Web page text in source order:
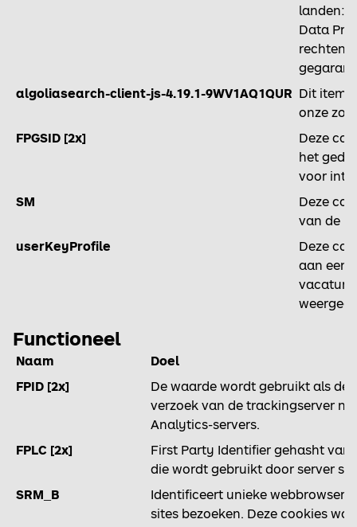
landen:
Data
rechten
algoliasearch-client-js-4.19.1-9WV1AQ1QUR Dit item
onze
FPGSID [2x]
Deze
het
voor
SM
Deze
van de
userKeyProfile
Deze
aan een
Functioneel
Naam
Doel
FPID [2x]
De waarde wordt gebruikt als de
verzoek van de trackingserver
Analytics-servers.
FPLC [2x]
First Party Identifier gehasht
die wordt gebruikt door server
SRM_B
Identificeert unieke webbrowsers
sites bezoeken. Deze cookies